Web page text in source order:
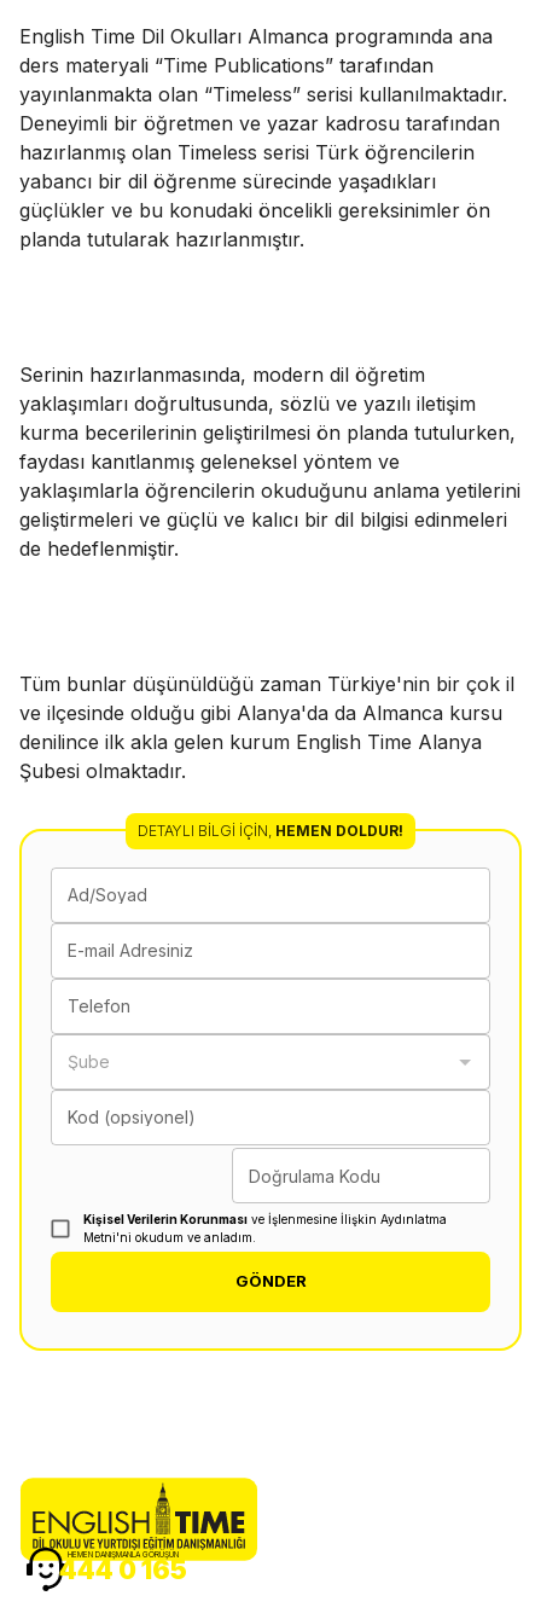
English Time Dil Okulları Almanca programında ana
ders materyali “Time Publications” tarafından
yayınlanmakta olan “Timeless” serisi kullanılmaktadır.
Deneyimli bir öğretmen ve yazar kadrosu tarafından
hazırlanmış olan Timeless serisi Türk öğrencilerin
yabancı bir dil öğrenme sürecinde yaşadıkları
güçlükler ve bu konudaki öncelikli gereksinimler ön
planda tutularak hazırlanmıştır.
Serinin hazırlanmasında, modern dil öğretim
yaklaşımları doğrultusunda, sözlü ve yazılı iletişim
kurma becerilerinin geliştirilmesi ön planda tutulurken,
faydası kanıtlanmış geleneksel yöntem ve
yaklaşımlarla öğrencilerin okuduğunu anlama yetilerini
geliştirmeleri ve güçlü ve kalıcı bir dil bilgisi edinmeleri
de hedeflenmiştir.
Tüm bunlar düşünüldüğü zaman Türkiye'nin bir çok il
ve ilçesinde olduğu gibi Alanya'da da Almanca kursu
denilince ilk akla gelen kurum English Time Alanya
Şubesi olmaktadır.
DETAYLI BILGI İÇIN HEMEN DOLDUR!
Ad/Soyad
E-mail Adresiniz
Telefon
Şube
Kod (opsiyonel)
Doğrulama Kodu
Kişisel Verilerin Korunması ve İşlenmesine İlişkin Aydınlatma
Metni'ni okudum ve anladım.
GÖNDER
HEMEN DANIŞMANLA GÖRÜŞÜN
444 0 165